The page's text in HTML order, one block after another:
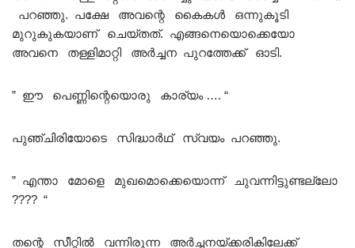
പറഞ്ഞു. പക്ഷേ അവന്റെ കൈകൾ ഒന്നുകൂടി
മുറുകുകയാണ് ചെയ്തത്. എങ്ങനെയൊക്കെയോ
അവനെ തള്ളിമാറ്റി അർച്ചന പുറത്തേക്ക് ഓടി.
” ഈ പെണ്ണിന്റെയൊരു കാര്യം …. “
പുഞ്ചിരിയോടെ സിദ്ധാർഥ് സ്വയം പറഞ്ഞു.
” എന്താ മോളെ മുഖമൊക്കെയൊന്ന് ചുവന്നിട്ടുണ്ടല്ലോ
???? “
തന്റെ സീറ്റിൽ വന്നിരുന്ന അർച്ചനയ്ക്കരികിലേക്ക്